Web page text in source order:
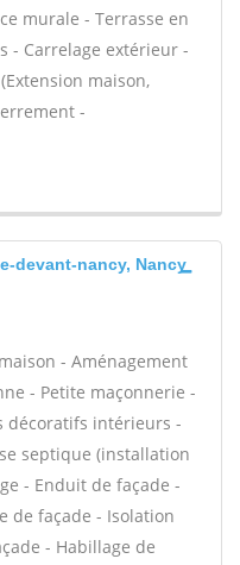
murale - Terrasse en
- Carrelage extérieur -
maison,
-
devant-nancy, Nancy
- Aménagement
- Petite maçonnerie -
décoratifs intérieurs -
septique (installation
- Enduit de façade -
de façade - Isolation
- Habillage de